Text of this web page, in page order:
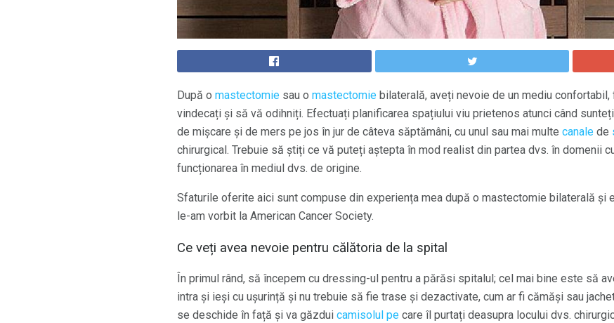
După o mastectomie sau o mastectomie bilaterală, aveți nevoie de un mediu
vindecați și să vă odihniți. Efectuați planificarea spațiului viu prietenos atunci când
de mișcare și de mers pe jos în jur de câteva săptămâni, cu unul sau mai multe canale de
chirurgical. Trebuie să știți ce vă puteți aștepta în mod realist din partea dvs. în domenii
funcționarea în mediul dvs. de origine.
Sfaturile oferite aici sunt compuse din experiența mea după o mastectomie bilaterală și
le-am vorbit la American Cancer Society.
Ce veți avea nevoie pentru călătoria de la spital
În primul rând, să începem cu dressing-ul pentru a părăsi spitalul; cel mai bine este să
intra și ieși cu ușurință și nu trebuie să fie trase și dezactivate, cum ar fi cămăși sau
se deschide în față și va găzdui camisolul pe care îl purtați deasupra locului dvs.